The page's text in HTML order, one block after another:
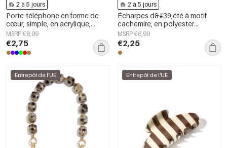
2 à 5 jours
Porte-téléphone en forme de
cœur, simple, en acrylique,
accessoire du quotidien
MSRP €8,99
€2,75
2 à 5 jours
Écharpes d&#39;été à motif
cachemire, en polyester
classique, accessoires du
quotidien
MSRP €6,99
€2,25
Entrepôt de l'UE Entrepôt de l'UE